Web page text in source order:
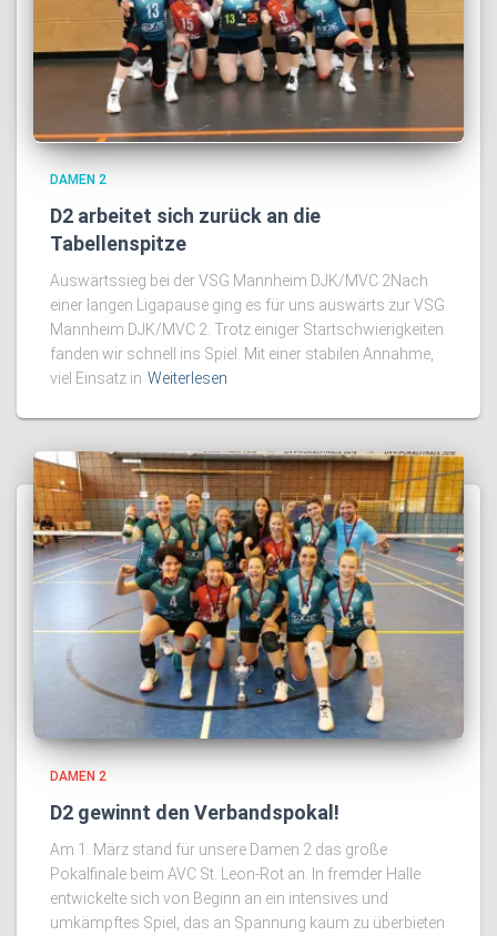
DAMEN 2
D2 arbeitet sich zurück an die
Tabellenspitze
Auswärtssieg bei der VSG Mannheim DJK/MVC 2Nach
einer langen Ligapause ging es für uns auswärts zur VSG
Mannheim DJK/MVC 2. Trotz einiger Startschwierigkeiten
fanden wir schnell ins Spiel. Mit einer stabilen Annahme,
viel Einsatz in Weiterlesen
DAMEN 2
D2 gewinnt den Verbandspokal!
Am 1. März stand für unsere Damen 2 das große
Pokalfinale beim AVC St. Leon-Rot an. In fremder Halle
entwickelte sich von Beginn an ein intensives und
umkämpftes Spiel, das an Spannung kaum zu überbieten